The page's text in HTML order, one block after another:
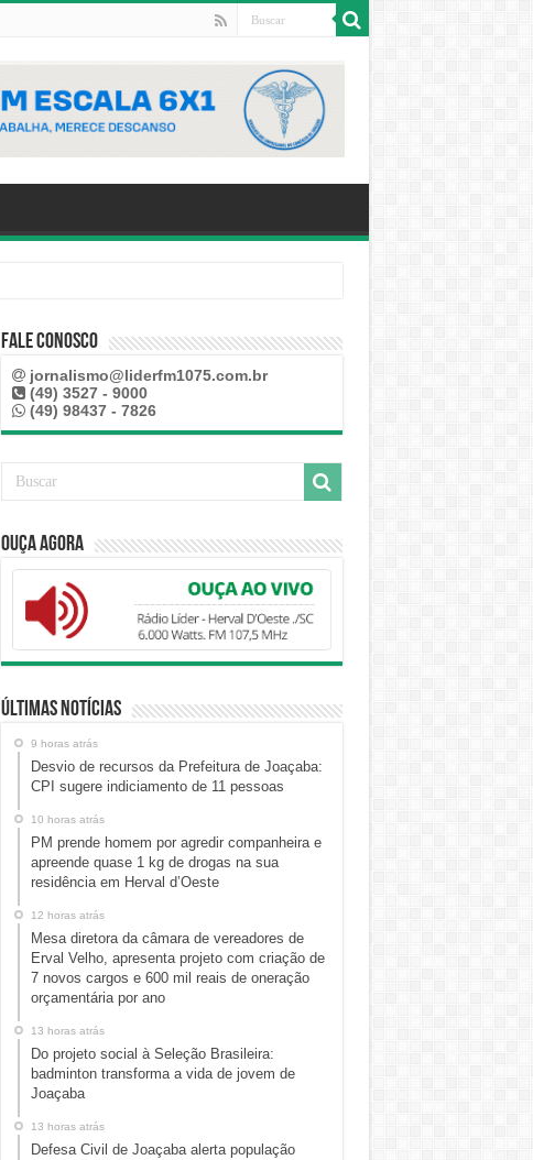
Fale Conosco
jornalismo@liderfm1075.com.br
(49) 3527 - 9000
(49) 98437 - 7826
Ouça Agora
Últimas Notícias
9 horas atrás
Desvio de recursos da Prefeitura de Joaçaba:
CPI sugere indiciamento de 11 pessoas
10 horas atrás
PM prende homem por agredir companheira e
apreende quase 1 kg de drogas na sua
residência em Herval d’Oeste
12 horas atrás
Mesa diretora da câmara de vereadores de
Erval Velho, apresenta projeto com criação de
7 novos cargos e 600 mil reais de oneração
orçamentária por ano
13 horas atrás
Do projeto social à Seleção Brasileira:
badminton transforma a vida de jovem de
Joaçaba
13 horas atrás
Defesa Civil de Joaçaba alerta população